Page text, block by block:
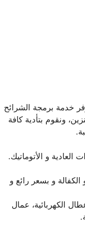
خدمة برمجة الشرائح
ونقوم بتأدية كافة
و الأتوماتيك.
الكفالة و بسعر رائع و
الكهربائية، عمال